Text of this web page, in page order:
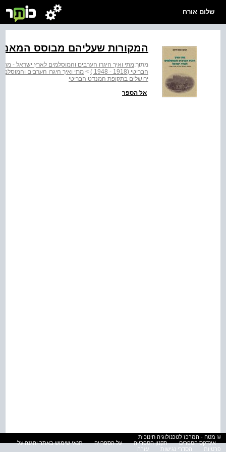
שלום אורח
המקורות שעליהם מבוסס
מתוך:מתי ואיך היגרו הערבים והמוסלמים לארץ ישראל -
הבריטי (1918 ‑ 1948 )
> מתי ואיך היגרו הערבים והמוסלמים
ירושלים בתקופת המנדט הבריטי
אל הספר
© מטח - המרכז לטכנולוגיה חינוכית
אינדקס הספרים
תקנון הספרייה על הספרייה
תנאי שימוש באתר והגנה על
פרטיות
הסדרי נגישות עזרה